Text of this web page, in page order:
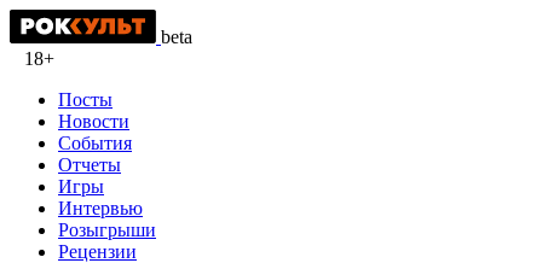
beta
18+
Посты
Новости
События
Отчеты
Игры
Интервью
Розыгрыши
Рецензии